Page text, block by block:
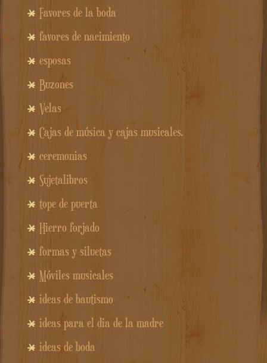
Favores de la boda
favores de nacimiento
esposas
Buzones
Velas
Cajas de música y cajas musicales.
ceremonias
Sujetalibros
tope de puerta
Hierro forjado
formas y siluetas
Móviles musicales
ideas de bautismo
ideas para el dia de la madre
ideas de boda